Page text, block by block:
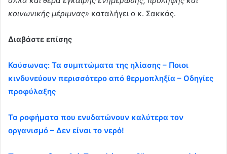
κοινωνικής μέριμνας» καταλήγει ο κ. Σακκάς.
Διαβάστε επίσης
Καύσωνας: Τα συμπτώματα της ηλίασης – Ποιοι
κινδυνεύουν περισσότερο από θερμοπληξία – Οδηγίες
προφύλαξης
Τα ροφήματα που ενυδατώνουν καλύτερα τον
οργανισμό – Δεν είναι το νερό!